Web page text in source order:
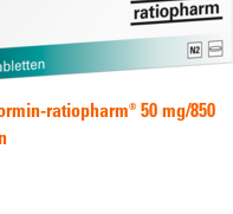
ratiopharm® 50 mg/850